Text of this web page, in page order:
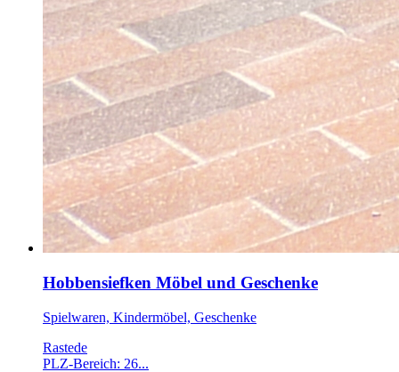
Hobbensiefken Möbel und Geschenke
Spielwaren, Kindermöbel, Geschenke
Rastede
PLZ-Bereich: 26...